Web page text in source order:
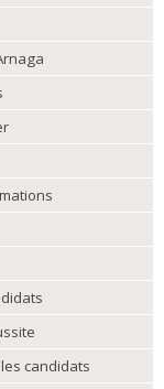
candidats